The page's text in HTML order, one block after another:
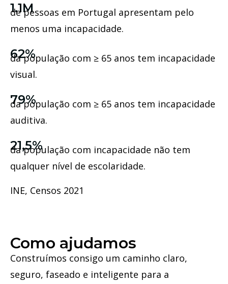
1.1M
de pessoas em Portugal apresentam pelo
menos uma incapacidade.
62%
da população com ≥ 65 anos tem incapacidade
visual.
79%
da população com ≥ 65 anos tem incapacidade
auditiva.
21,5%
da população com incapacidade não tem
qualquer nível de escolaridade.
INE, Censos 2021
Como ajudamos
Construímos consigo um caminho claro,
seguro, faseado e inteligente para a